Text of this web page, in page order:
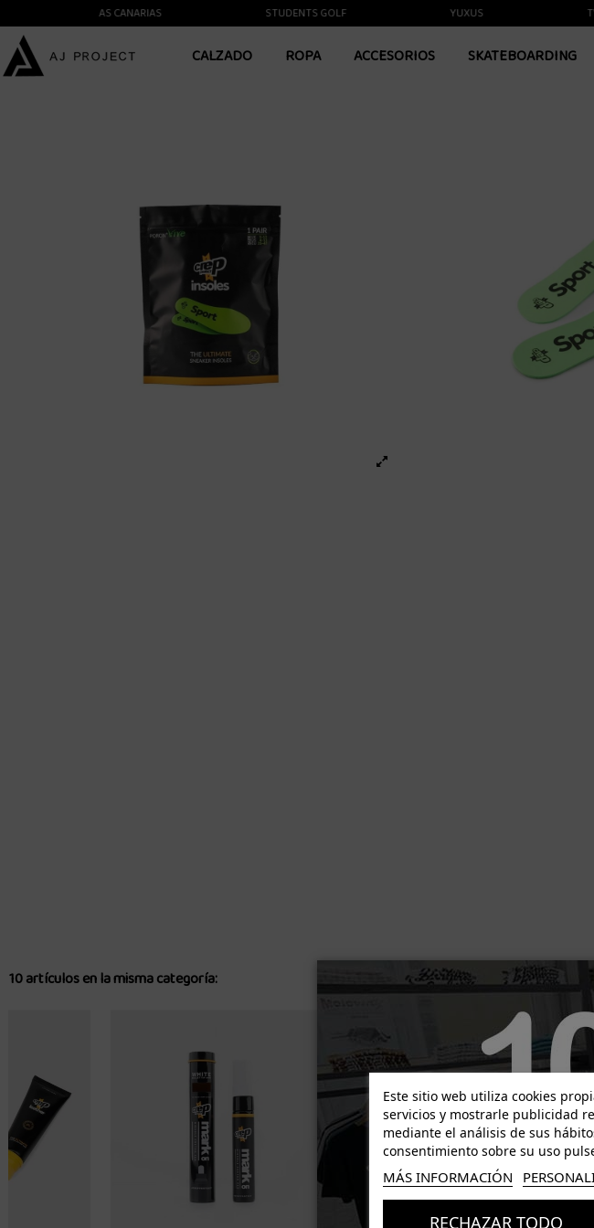
A LAS ISLAS CANARIAS STUDENTS GOLF YUXUS
CALZADO ROPA ACCESORIOS SKATEBOARDING
10 artículos en la misma categoría:
Este sitio web utiliza cookies
servicios y mostrarle publicidad
mediante el análisis de sus
consentimiento sobre su uso
MÁS INFORMACIÓN
RECHAZAR TODO